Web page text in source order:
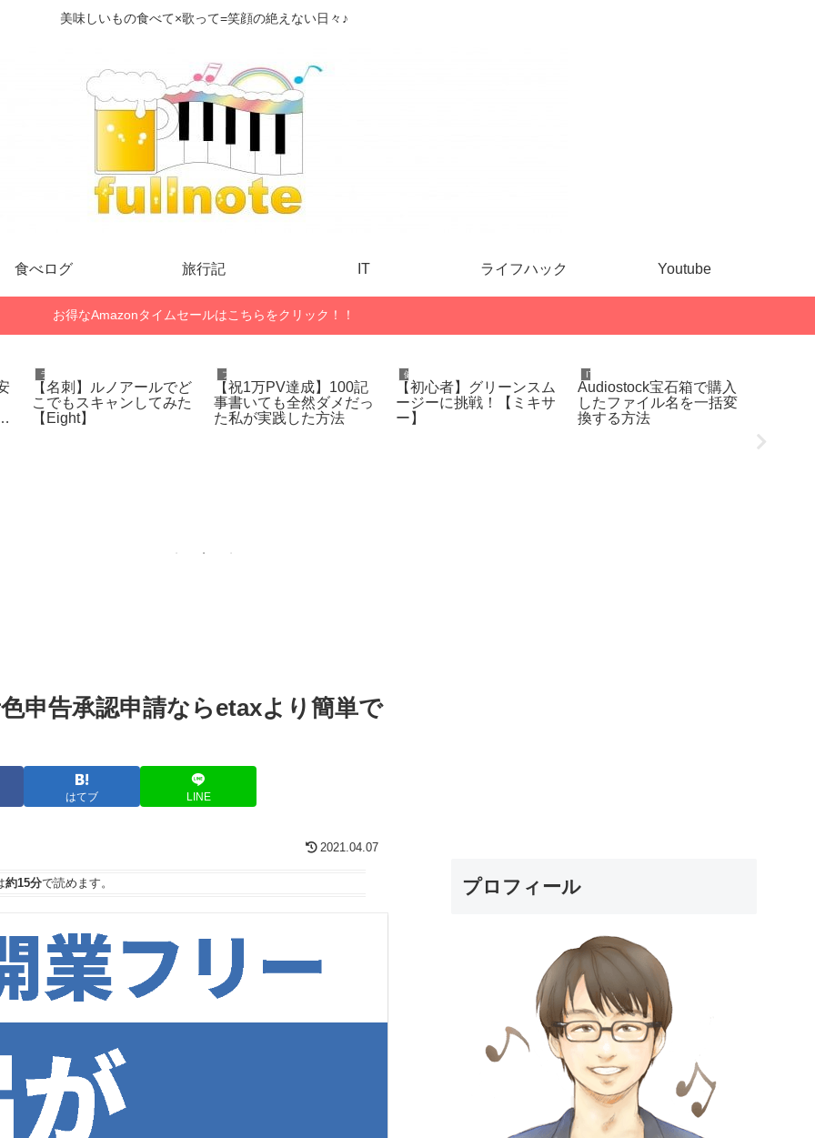
美味しいもの食べて×歌って=笑顔の絶えない日々♪
食べログ 旅行記 IT ライフハック Youtube
お得なAmazonタイムセールはこちらをクリック！！
ライフハック
【名刺】ルノアールでど
こでもスキャンしてみた
【Eight】
ブログネタ
【祝1万PV達成】100記
事書いても全然ダメだっ
た私が実践した方法
健康・ダイエット
【初心者】グリーンスム
ージーに挑戦！【ミキサ
ー】
IT
Audiostock宝石箱で購入
したファイル名を一括変
換する方法
申告承認申請ならetaxより簡単で
はてブ LINE
2021.04.07
約15分で読めます。 プロフィール